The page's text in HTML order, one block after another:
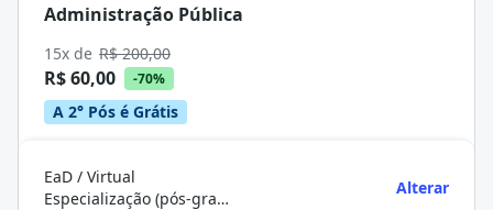
Administração Pública
15x de R$ 200,00
R$ 60,00 -70%
A 2° Pós é Grátis
EaD / Virtual
Especialização (pós-graduação)
Alterar